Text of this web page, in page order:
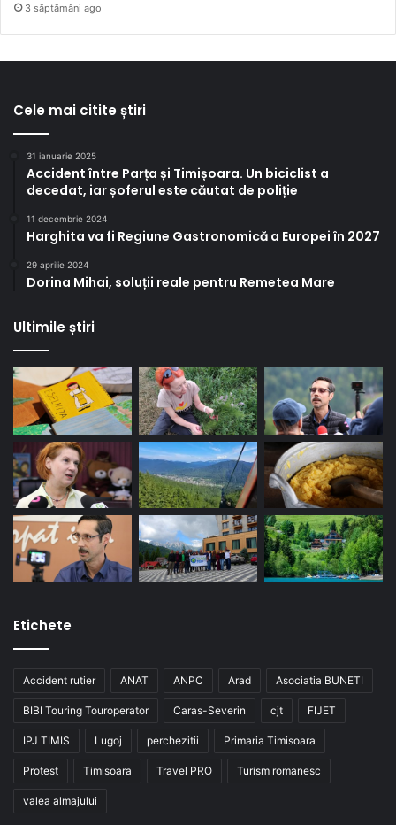
3 săptămâni ago
Cele mai citite știri
31 ianuarie 2025
Accident între Parța și Timișoara. Un biciclist a
decedat, iar șoferul este căutat de poliție
11 decembrie 2024
Harghita va fi Regiune Gastronomică a Europei în 2027
29 aprilie 2024
Dorina Mihai, soluții reale pentru Remetea Mare
Ultimile știri
Etichete
Accident rutier ANAT ANPC Arad Asociatia BUNETI
BIBI Touring Touroperator Caras-Severin cjt FIJET
IPJ TIMIS Lugoj perchezitii Primaria Timisoara
Protest Timisoara Travel PRO Turism romanesc
valea almajului